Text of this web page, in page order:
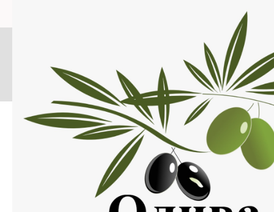
Нажмите на изображение, что бы открыть меню